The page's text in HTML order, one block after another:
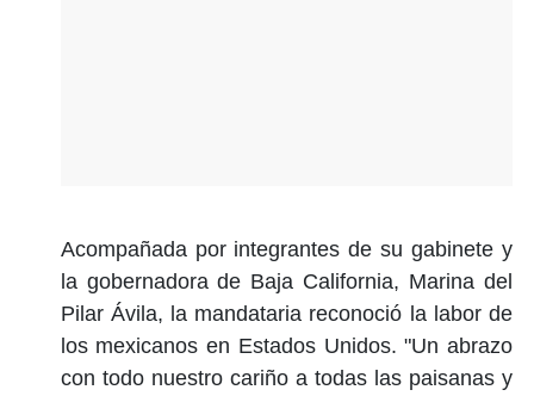
Acompañada por integrantes de su gabinete y
la gobernadora de Baja California, Marina del
Pilar Ávila, la mandataria reconoció la labor de
los mexicanos en Estados Unidos. "Un abrazo
con todo nuestro cariño a todas las paisanas y